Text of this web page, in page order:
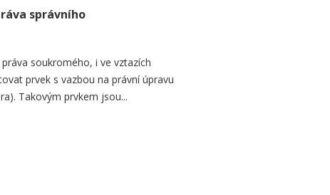
správního
soukromého, i ve vztazích
prvek s vazbou na právní úpravu
Takovým prvkem jsou...